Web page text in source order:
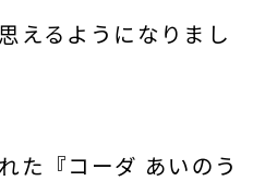
えるようになりまし
た『コーダ あいのう